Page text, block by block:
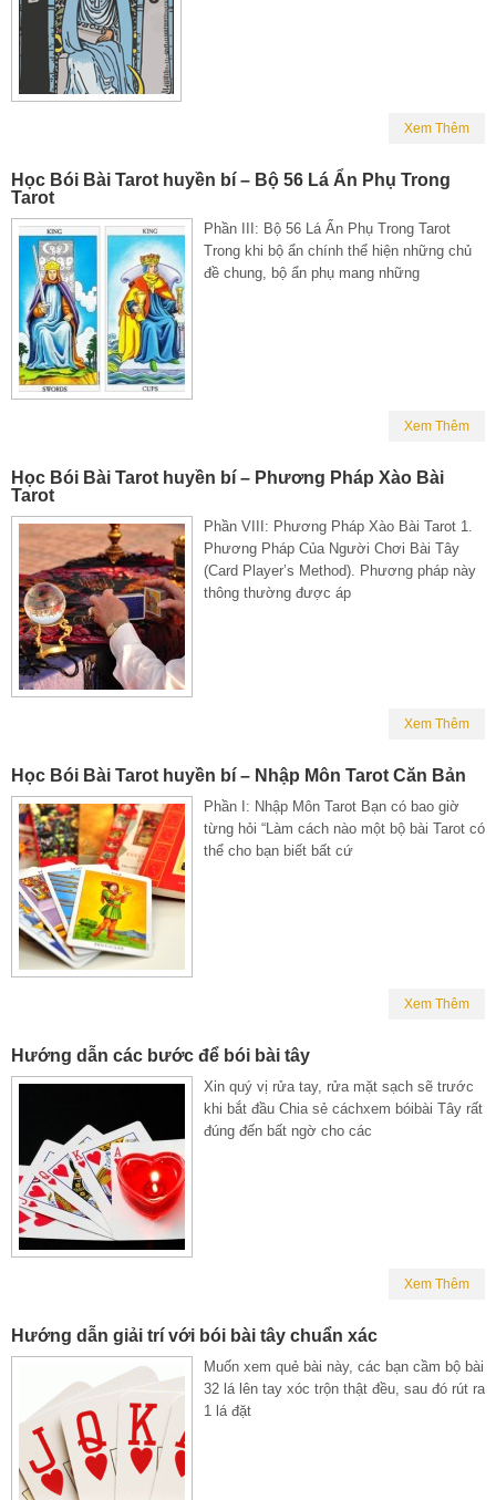
Xem Thêm
Học Bói Bài Tarot huyền bí – Bộ 56 Lá Ẩn Phụ Trong
Tarot
Phần III: Bộ 56 Lá Ẩn Phụ Trong Tarot
Trong khi bộ ẩn chính thể hiện những chủ
đề chung, bộ ẩn phụ mang những
Xem Thêm
Học Bói Bài Tarot huyền bí – Phương Pháp Xào Bài
Tarot
Phần VIII: Phương Pháp Xào Bài Tarot 1.
Phương Pháp Của Người Chơi Bài Tây
(Card Player’s Method). Phương pháp này
thông thường được áp
Xem Thêm
Học Bói Bài Tarot huyền bí – Nhập Môn Tarot Căn Bản
Phần I: Nhập Môn Tarot Bạn có bao giờ
từng hỏi “Làm cách nào một bộ bài Tarot có
thể cho bạn biết bất cứ
Xem Thêm
Hướng dẫn các bước để bói bài tây
Xin quý vị rửa tay, rửa mặt sạch sẽ trước
khi bắt đầu Chia sẻ cáchxem bóibài Tây rất
đúng đến bất ngờ cho các
Xem Thêm
Hướng dẫn giải trí với bói bài tây chuẩn xác
Muốn xem quẻ bài này, các bạn cầm bộ bài
32 lá lên tay xóc trộn thật đều, sau đó rút ra
1 lá đặt